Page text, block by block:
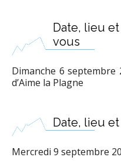
Date, lieu
vous
Dimanche 6 septembre
d’Aime la Plagne
Date, lieu
Mercredi 9 septembre